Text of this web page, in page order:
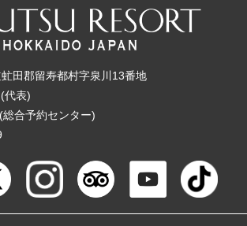
田郡留寿都村字泉川13番地
代表)
合予約センター)